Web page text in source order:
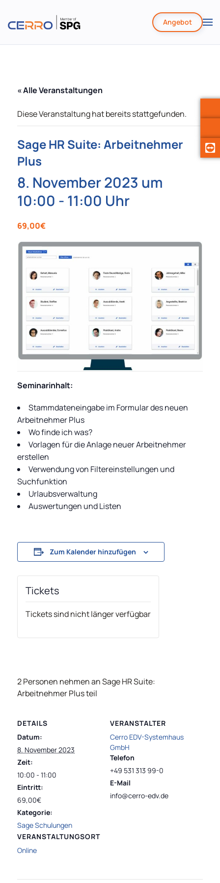
Zum
Angebot
« Alle Veranstaltungen
Diese Veranstaltung hat bereits stattgefunden.
Sage HR Suite: Arbeitnehmer
Plus
8. November 2023 um
10:00 - 11:00
69,00€
Seminarinhalt:
Stammdateneingabe im Formular des neuen
Arbeitnehmer Plus
Wo finde ich was?
Vorlagen für die Anlage neuer Arbeitnehmer
erstellen
Verwendung von Filtereinstellungen und
Suchfunktion
Urlaubsverwaltung
Auswertungen und Listen
Zum Kalender hinzufügen
DETAILS
Datum:
8. November 2023
Zeit:
10:00 - 11:00
Eintritt:
69,00€
Kategorie:
Sage Schulungen
VERANSTALTUNGSORT
Online
VERANSTALTER
Cerro EDV-Systemhaus
GmbH
Telefon
+49 531 313 99-0
E-Mail
info@cerro-edv.de
Tickets
Tickets sind nicht länger verfügbar
2 Personen nehmen an Sage HR Suite:
Arbeitnehmer Plus teil